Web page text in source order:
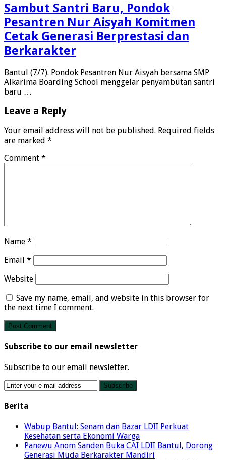
Sambut Santri Baru, Pondok
Pesantren Nur Aisyah Komitmen
Cetak Generasi Berprestasi dan
Berkarakter
Bantul (7/7). Pondok Pesantren Nur Aisyah bersama SMP
Alkarima Boarding School menggelar penyambutan santri
baru …
Leave a Reply
Your email address will not be published. Required fields
are marked *
Comment *
Name *
Email *
Website
Save my name, email, and website in this browser for
the next time I comment.
Subscribe to our email newsletter
Subscribe to our email newsletter.
Berita
Wabup Bantul: Senam dan Bazar LDII Perkuat
Kesehatan serta Ekonomi Warga
Panewu Anom Sanden Buka CAI LDII Bantul, Dorong
Generasi Muda Berkarakter Mandiri